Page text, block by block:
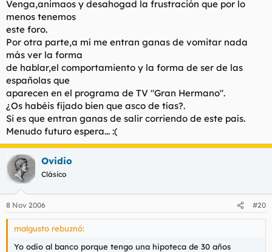
Venga,animaos y desahogad la frustración que por lo
menos tenemos
este foro.
Por otra parte,a mí me entran ganas de vomitar nada
más ver la forma
de hablar,el comportamiento y la forma de ser de las
españolas que
aparecen en el programa de TV "Gran Hermano".
¿Os habéis fijado bien que asco de tías?.
Si es que entran ganas de salir corriendo de este país.
Menudo futuro espera... :(
Ovidio
Clásico
8 Nov 2006 #20
malgusto rebuznó:
Yo odio al banco porque tengo una hipoteca de 30 años